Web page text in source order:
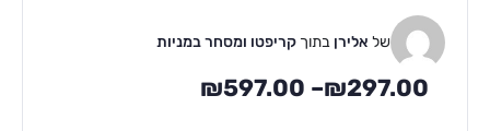
של אלירן בתוך קריפטו ומסחר במניות
₪297.00
–
₪597.00